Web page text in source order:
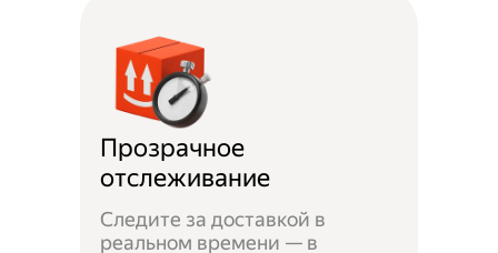
Прозрачное
отслеживание
Следите за доставкой в
реальном времени — в